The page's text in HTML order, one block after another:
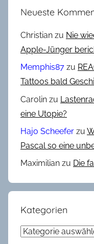
Neueste
Christian zu Nie
Apple-Jünger
Memphis87 zu
Tattoos bald
Carolin zu
eine Utopie?
Hajo Scheefer zu
Pascal so eine
Maximilian zu Die
Kategorien
Kategorien